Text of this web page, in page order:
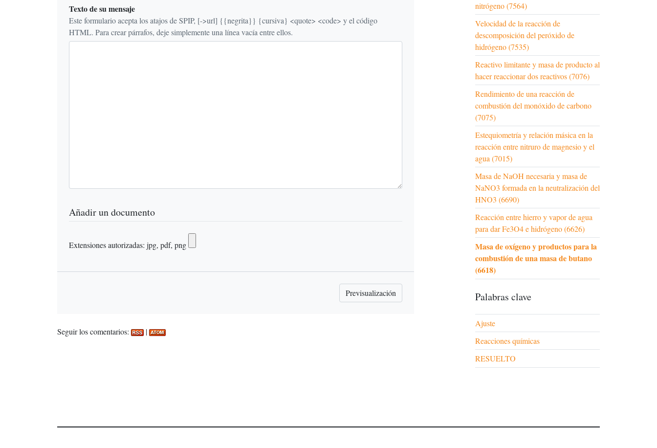
Texto de su mensaje
Este formulario acepta los atajos de SPIP, [->url] {{negrita}} {cursiva} <quote> <code> y el código
HTML. Para crear párrafos, deje simplemente una línea vacía entre ellos.
Añadir un documento
Extensiones autorizadas: jpg, pdf, png
Seguir los comentarios: |
nitrógeno (7564)
Velocidad de la reacción de
descomposición del peróxido de
hidrógeno (7535)
Reactivo limitante y masa de producto al
hacer reaccionar dos reactivos (7076)
Rendimiento de una reacción de
combustión del monóxido de carbono
(7075)
Estequiometría y relación másica en la
reacción entre nitruro de magnesio y el
agua (7015)
Masa de NaOH necesaria y masa de
NaNO3 formada en la neutralización del
HNO3 (6690)
Reacción entre hierro y vapor de agua
para dar Fe3O4 e hidrógeno (6626)
Masa de oxígeno y productos para la
combustión de una masa de butano
(6618)
Palabras clave
Ajuste
Reacciones químicas
RESUELTO